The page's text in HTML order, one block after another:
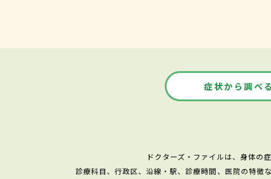
症状から調べる
ドクターズ・ファイルは、身体の
診療科目、行政区、沿線・駅、診療時間、医院の特徴